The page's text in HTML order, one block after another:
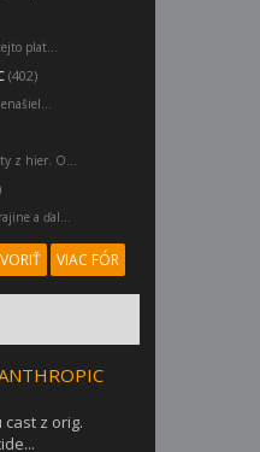
plat...
(402)
z hier. O...
a ďal...
VIAC FÓR
z orig.